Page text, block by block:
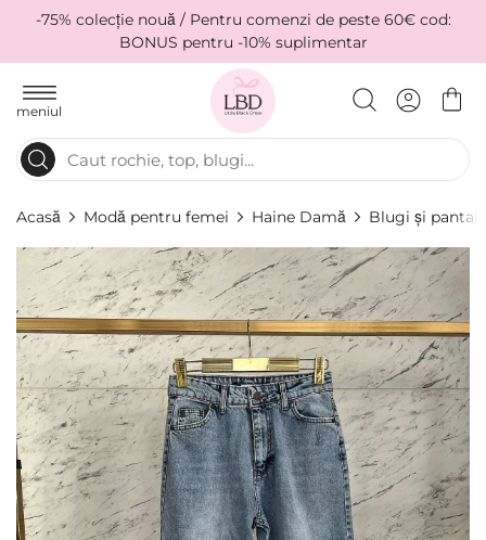
-75% colecție nouă / Pentru comenzi de peste 60€ cod:
BONUS pentru -10% suplimentar
meniul
Acasă Modă pentru femei Haine Damă Blugi și
Skip
the
end
of
the
images
gallery